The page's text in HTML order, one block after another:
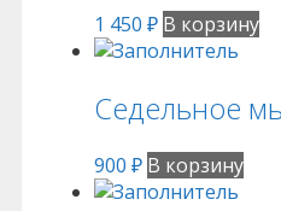
1 450 ₽ В корзину
Седельное
900 ₽ В корзину